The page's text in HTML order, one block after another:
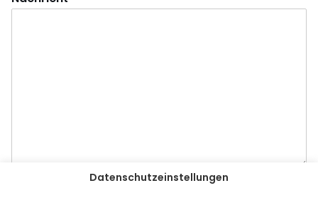
*
Datenschutzeinstellungen